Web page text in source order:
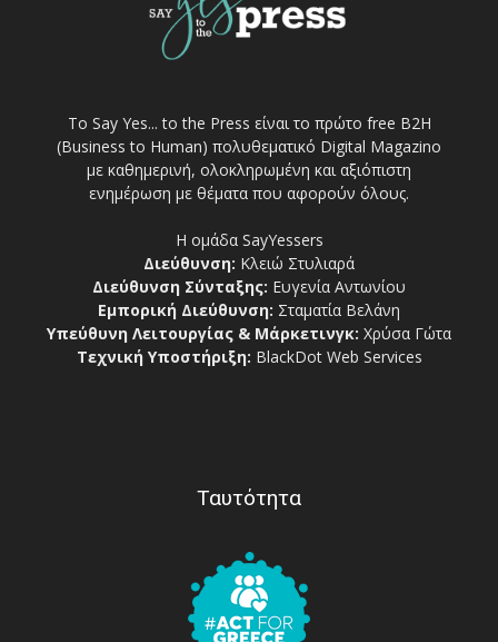
Το Say Yes... to the Press είναι το πρώτο free Β2Η
(Business to Human) πολυθεματικό Digital Magazino
με καθημερινή, ολοκληρωμένη και αξιόπιστη
ενημέρωση με θέματα που αφορούν όλους.
Η ομάδα SayYessers
Διεύθυνση: Κλειώ Στυλιαρά
Διεύθυνση Σύνταξης: Ευγενία Αντωνίου
Εμπορική Διεύθυνση: Σταματία Βελάνη
Υπεύθυνη Λειτουργίας & Μάρκετινγκ: Χρύσα Γώτα
Τεχνική Υποστήριξη: BlackDot Web Services
Ταυτότητα